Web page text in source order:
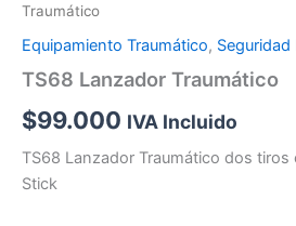
Traumático
Equipamiento Traumático, Seguridad
TS68 Lanzador Traumático
$99.000 IVA Incluido
TS68 Lanzador Traumático dos tiros
Stick